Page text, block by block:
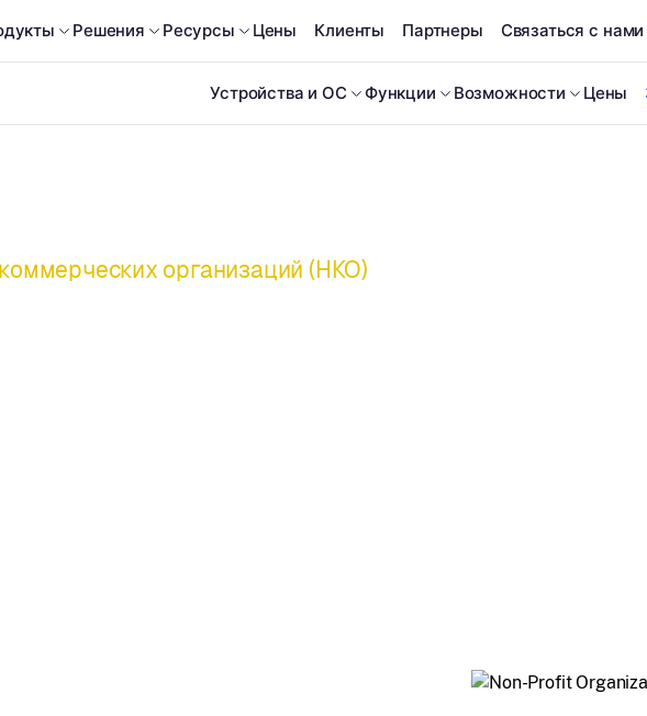
Решения Ресурсы Цены Клиенты Партнеры Связаться с нами
Устройства и ОС Функции Возможности Цены
организаций (НКО)